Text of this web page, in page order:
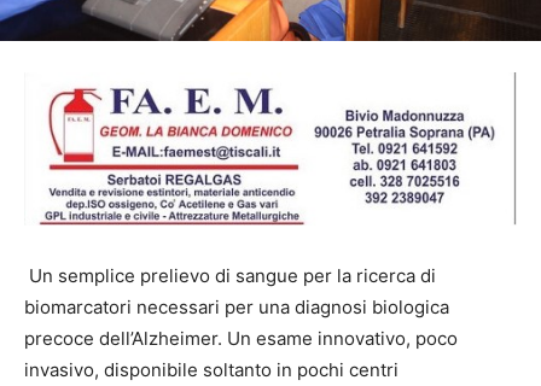
Un semplice prelievo di sangue per la ricerca di
biomarcatori necessari per una diagnosi biologica
precoce dell’Alzheimer. Un esame innovativo, poco
invasivo, disponibile soltanto in pochi centri